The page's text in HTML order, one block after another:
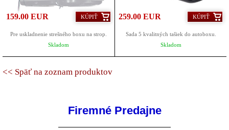
159.00 EUR KÚPIŤ
Pre uskladnenie strešného boxu na strop.
Skladom
259.00 EUR KÚPIŤ
Sada 5 kvalitných tašiek do autoboxu.
Skladom
<< Späť na zoznam produktov
Firemné Predajne